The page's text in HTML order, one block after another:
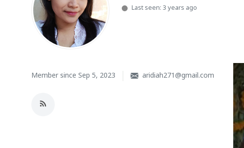
Desa Adat
Alam Bali
Last seen: 3 years ago
Member since Sep 5, 2023 aridiah271@gmail.com